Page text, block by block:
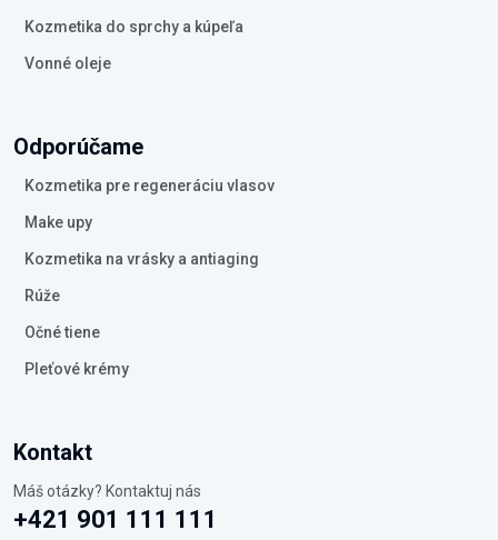
Kozmetika do sprchy a kúpeľa
Vonné oleje
Odporúčame
Kozmetika pre regeneráciu vlasov
Make upy
Kozmetika na vrásky a antiaging
Rúže
Očné tiene
Pleťové krémy
Kontakt
Máš otázky? Kontaktuj nás
+421 901 111 111